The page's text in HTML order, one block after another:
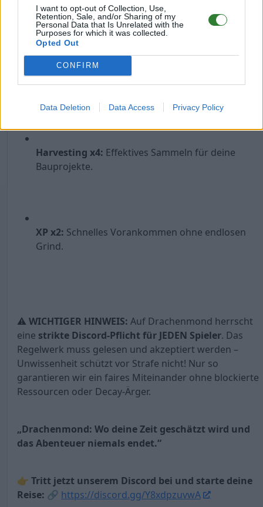
I want to opt-out of Collection, Use,
Retention, Sale, and/or Sharing of my
Personal Data that Is Unrelated with the
Purposes for which it was collected.
Opted Out
CONFIRM
Data Deletion Data Access Privacy Policy
Rekordzeit.
Taming x10:Schnelle Zähmung für flüssigen
Fortschritt.
Harvesting x4: Effektives Sammeln für deine
Bauprojekte.
XP x2: Schnelles Vorankommen ohne endlosen
Grind.
⚠️WICHTIGER HINWEIS: Auf Drachenmond herrscht
eine strikte Discord-Pflicht für JEDEN Spieler. Das
Regelwerk muss gelesen und akzeptiert werden –
Unwissenheit schützt vor Strafe nicht! Nur so
garantieren wir ein faires Miteinander ohne blockierte
Ressourcen oder Decay-Ärger.
„Drachenmond: Wo deine Zeit geschätzt wird und
das Abenteuer niemals endet.“
👉 Tritt jetzt unserem Discord bei und starte deine
Reise: 🔗 https://discord.gg/Y8xdpzuvwA